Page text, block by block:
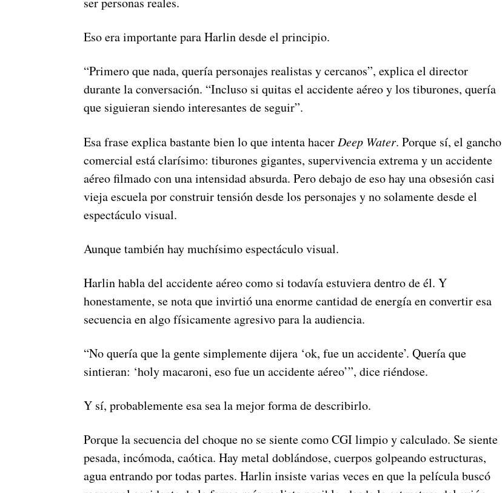
Eso era importante para Harlin desde el principio.
“Primero que nada, quería personajes realistas y cercanos”, explica el director
durante la conversación. “Incluso si quitas el accidente aéreo y los tiburones, quería
que siguieran siendo interesantes de seguir”.
Esa frase explica bastante bien lo que intenta hacerDeep Water. Porque sí, el gancho
comercial está clarísimo: tiburones gigantes, supervivencia extrema y un accidente
aéreo filmado con una intensidad absurda. Pero debajo de eso hay una obsesión casi
vieja escuela por construir tensión desde los personajes y no solamente desde el
espectáculo visual.
Aunque también hay muchísimo espectáculo visual.
Harlin habla del accidente aéreo como si todavía estuviera dentro de él. Y
honestamente, se nota que invirtió una enorme cantidad de energía en convertir esa
secuencia en algo físicamente agresivo para la audiencia.
“No quería que la gente simplemente dijera ‘ok, fue un accidente’. Quería que
sintieran: ‘holy macaroni, eso fue un accidente aéreo’”, dice riéndose.
Y sí, probablemente esa sea la mejor forma de describirlo.
Porque la secuencia del choque no se siente como CGI limpio y calculado. Se siente
pesada, incómoda, caótica. Hay metal doblándose, cuerpos golpeando estructuras,
agua entrando por todas partes. Harlin insiste varias veces en que la película buscó